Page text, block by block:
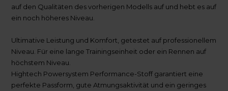
auf den Qualitäten des vorherigen Modells auf und hebt es auf
ein noch höheres Niveau.
Ultimative Leistung und Komfort, getestet auf professionellem
Niveau. Für eine lange Trainingseinheit oder ein Rennen auf
höchstem Niveau.
Hightech Powersystem Performance-Stoff garantiert eine
perfekte Passform, gute Atmungsaktivität und ein geringes